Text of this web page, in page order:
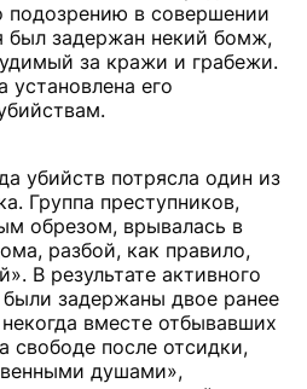
подозрению в совершении
был задержан некий бомж,
за кражи и грабежи.
установлена его
убийств потрясла один из
Группа преступников,
обрезом, врывалась в
разбой, как правило,
В результате активного
задержаны двое ранее
вместе отбывавших
свободе после отсидки,
душами»,